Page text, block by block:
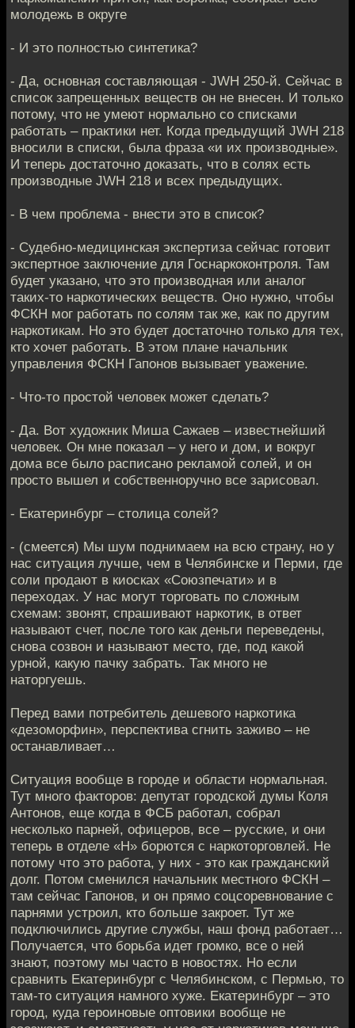
молодежь в округе
- И это полностью синтетика?
- Да, основная составляющая - JWH 250-й. Сейчас в
список запрещенных веществ он не внесен. И только
потому, что не умеют нормально со списками
работать – практики нет. Когда предыдущий JWH 218
вносили в списки, была фраза «и их производные».
И теперь достаточно доказать, что в солях есть
производные JWH 218 и всех предыдущих.
- В чем проблема - внести это в список?
- Судебно-медицинская экспертиза сейчас готовит
экспертное заключение для Госнаркоконтроля. Там
будет указано, что это производная или аналог
таких-то наркотических веществ. Оно нужно, чтобы
ФСКН мог работать по солям так же, как по другим
наркотикам. Но это будет достаточно только для тех,
кто хочет работать. В этом плане начальник
управления ФСКН Гапонов вызывает уважение.
- Что-то простой человек может сделать?
- Да. Вот художник Миша Сажаев – известнейший
человек. Он мне показал – у него и дом, и вокруг
дома все было расписано рекламой солей, и он
просто вышел и собственноручно все зарисовал.
- Екатеринбург – столица солей?
- (смеется) Мы шум поднимаем на всю страну, но у
нас ситуация лучше, чем в Челябинске и Перми, где
соли продают в киосках «Союзпечати» и в
переходах. У нас могут торговать по сложным
схемам: звонят, спрашивают наркотик, в ответ
называют счет, после того как деньги переведены,
снова созвон и называют место, где, под какой
урной, какую пачку забрать. Так много не
наторгуешь.
Перед вами потребитель дешевого наркотика
«дезоморфин», перспектива сгнить заживо – не
останавливает…
Ситуация вообще в городе и области нормальная.
Тут много факторов: депутат городской думы Коля
Антонов, еще когда в ФСБ работал, собрал
несколько парней, офицеров, все – русские, и они
теперь в отделе «Н» борются с наркоторговлей. Не
потому что это работа, у них - это как гражданский
долг. Потом сменился начальник местного ФСКН –
там сейчас Гапонов, и он прямо соцсоревнование с
парнями устроил, кто больше закроет. Тут же
подключились другие службы, наш фонд работает…
Получается, что борьба идет громко, все о ней
знают, поэтому мы часто в новостях. Но если
сравнить Екатеринбург с Челябинском, с Пермью, то
там-то ситуация намного хуже. Екатеринбург – это
город, куда героиновые оптовики вообще не